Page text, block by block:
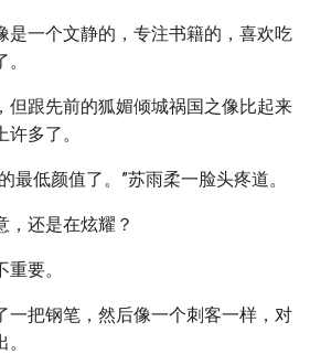
是一个文静的，专注书籍的，喜欢吃
但跟先前的狐媚倾城祸国之像比起来
多了。
最低颜值了。”苏雨柔一脸头疼道。
，还是在炫耀？
要。
一把钢笔，然后像一个刺客一样，对